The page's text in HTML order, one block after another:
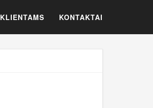
KLIENTAMS KONTAKTAI